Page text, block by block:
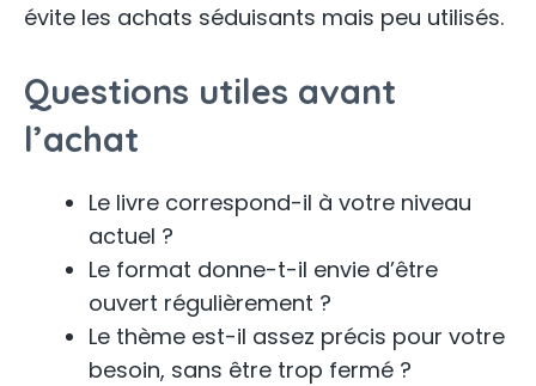
évite les achats séduisants mais peu utilisés.
Questions utiles avant
l’achat
Le livre correspond-il à votre niveau
actuel ?
Le format donne-t-il envie d’être
ouvert régulièrement ?
Le thème est-il assez précis pour votre
besoin, sans être trop fermé ?